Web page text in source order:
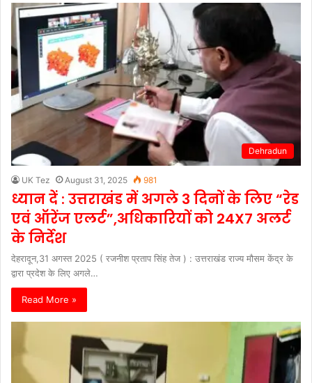
Dehradun
UK Tez August 31, 2025 981
ध्यान दें : उत्तराखंड में अगले 3 दिनों के लिए “रेड
एवं ऑरेंज एलर्ट”,अधिकारियों को 24X7 अलर्ट
के निर्देश
देहरादून,31 अगस्त 2025 ( रजनीश प्रताप सिंह तेज ) : उत्तराखंड राज्य मौसम केंद्र के
द्वारा प्रदेश के लिए अगले…
Read More »